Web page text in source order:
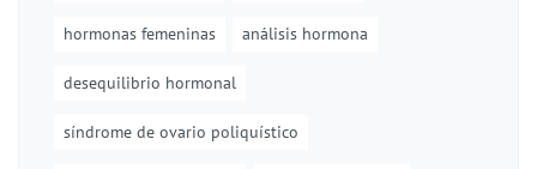
hormonas femeninas análisis hormona
desequilibrio hormonal
síndrome de ovario poliquístico